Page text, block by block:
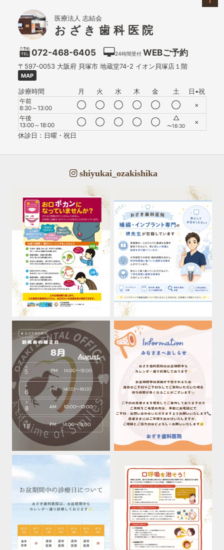
医療法人 志結会
おざき歯科医院
072-468-6405 24時間受付 WEBご予約
〒597-0053 大阪府 貝塚市 地蔵堂74-2 イオン貝塚店１階
MAP
診療時間 月 火 水 木 金 土 日•祝
午前
8:30～13:00
◯ ◯ ◯ ◯ ◯ ◯ ×
午後
13:00～18:00
◯ ◯ ◯ ◯ ◯ △
〜16:30
×
休診日：日曜・祝日
shiyukai_ozakishika